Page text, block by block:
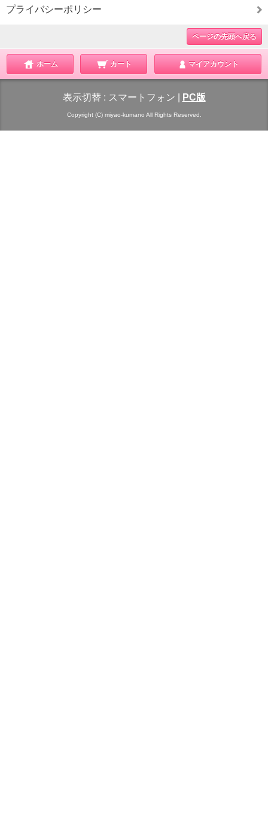
プライバシーポリシー
ページの先頭へ戻る
ホーム カート マイアカウント
表示切替 : スマートフォン PC版
Copyright (C) miyao-kumano All Rights Reserved.